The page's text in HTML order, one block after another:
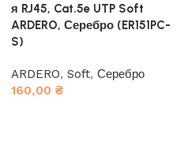
я RJ45, Cat.5e UTP Soft
ARDERO, Серебро (ER151PC-
S)
ARDERO, Soft, Серебро
160,00 ₴